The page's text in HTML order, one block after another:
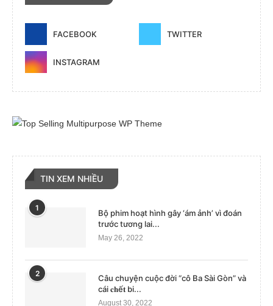
FACEBOOK TWITTER
INSTAGRAM
TIN XEM NHIỀU
1
Bộ phim hoạt hình gây ‘ám ảnh’ vì đoán
trước tương lai...
May 26, 2022
2
Câu chuyện cuộc đời “cô Ba Sài Gòn” và
cái 𝐜𝐡ế𝐭 bi...
August 30, 2022